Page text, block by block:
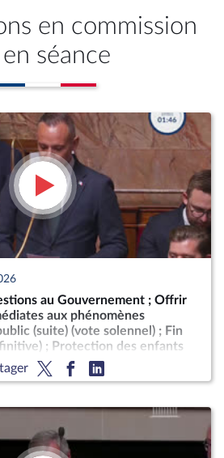
en commission
séance
au Gouvernement ; Offrir
aux phénomènes
(suite) (vote solennel) ; Fin
; Protection des enfants